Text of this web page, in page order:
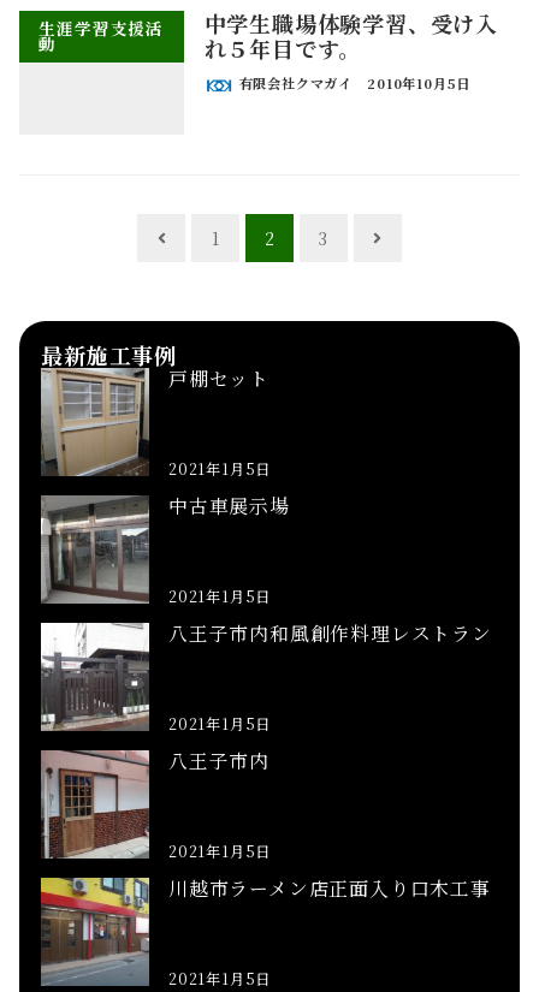
生涯学習支援活
動
中学生職場体験学習、受け入
れ５年目です。
有限会社クマガイ 2010年10月5日
ゲ
ー
シ
ョ
ン
1 2 3
最新施工事例
戸棚セット
2021年1月5日
中古車展示場
2021年1月5日
八王子市内和風創作料理レストラン
2021年1月5日
八王子市内
2021年1月5日
川越市ラーメン店正面入り口木工事
2021年1月5日